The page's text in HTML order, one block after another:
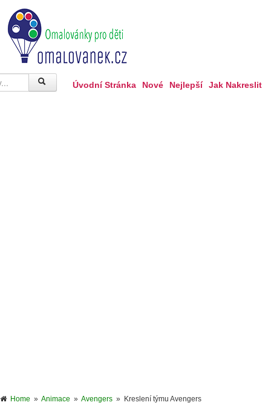
Úvodní Stránka Nové Nejlepší Jak Nakreslit
Home » Animace » Avengers » Kreslení týmu Avengers